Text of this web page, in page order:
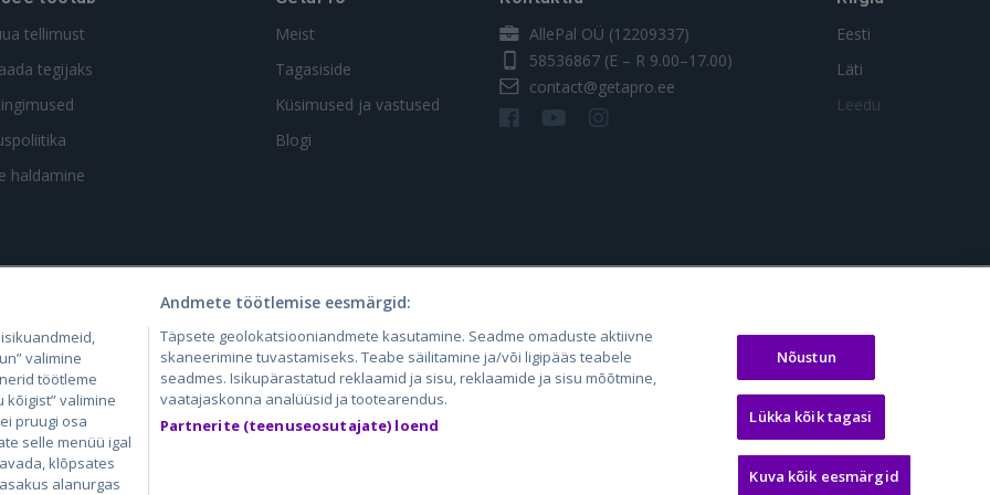
tellimust
tegijaks
haldamine
Meist
Tagasiside
Küsimused ja vastused
Blogi
AllePal OÜ (12209337)
58536867 (E – R 9.00–17.00)
contact@getapro.ee
Eesti
Läti
Leedu
GetaPro.lv
GetaPro.ee
Skelbiu.lt
Autoplius.lt
Aruodas.lt
CVbankas.lt
Kainos.lt
Paslaugos.lt
auto24.ee
KV.ee
KuldneBörs.ee
valimine
töötleme
valimine
pruugi osa
selle menüü igal
klõpsates
alanurgas
Andmete töötlemise eesmärgid:
Täpsete geolokatsiooniandmete kasutamine. Seadme omaduste aktiivne
skaneerimine tuvastamiseks. Teabe säilitamine ja/või ligipääs teabele
seadmes. Isikupärastatud reklaamid ja sisu, reklaamide ja sisu mõõtmine,
vaatajaskonna analüüsid ja tootearendus.
Partnerite (teenuseosutajate) loend
Nõustun
Lükka kõik tagasi
Kuva kõik eesmärgid